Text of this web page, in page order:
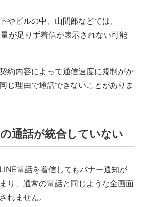
やビルの中、山間部などでは、
が足りず着信が表示されない可能
約内容によって通信速度に規制がか
じ理由で通話できないことがありま
通話が統合していない
電話を着信してもバナー通知が
り、通常の電話と同じような全画面
れません。